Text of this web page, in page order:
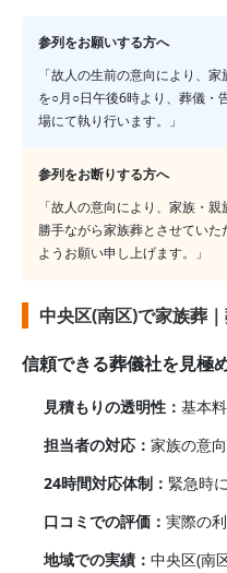
参列をお願いする方へ
「故人の生前の意向により、
を○月○日午後6時より、葬儀・
場にて執り行います。」
参列をお断りする方へ
「故人の意向により、家族・
勝手ながら家族葬とさせてい
ようお願い申し上げます。」
中央区(南区)で家族葬
信頼できる葬儀社を見極
見積もりの透明性： 基本
担当者の対応： 家族の意
24時間対応体制： 緊急時
口コミでの評価： 実際の
地域での実績： 中央区(南